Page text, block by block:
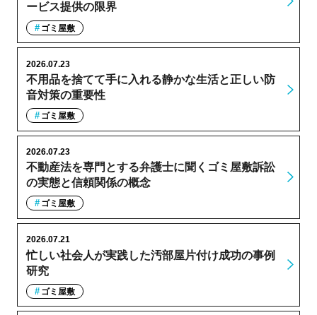
ービス提供の限界
ゴミ屋敷
不用品を捨てて手に入れる静かな生活と正しい防
音対策の重要性
2026.07.23
ゴミ屋敷
不動産法を専門とする弁護士に聞くゴミ屋敷訴訟
の実態と信頼関係の概念
2026.07.23
ゴミ屋敷
忙しい社会人が実践した汚部屋片付け成功の事例
研究
2026.07.21
ゴミ屋敷